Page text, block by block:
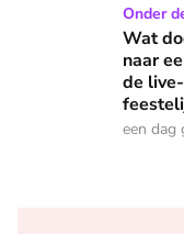
Wat doen we in de
Onder
Wat
naar
de
een dag